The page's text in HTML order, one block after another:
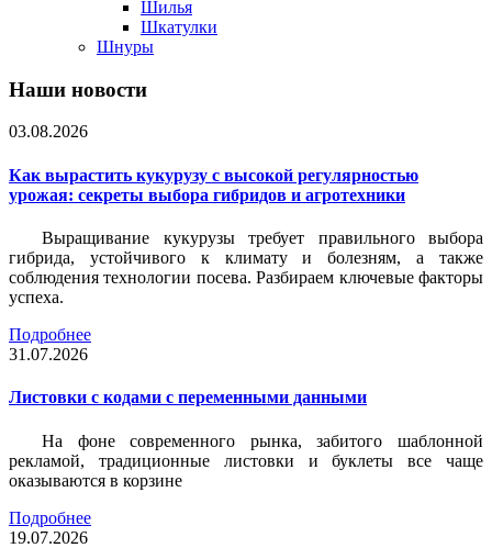
Шилья
Шкатулки
Шнуры
Наши новости
03.08.2026
Как вырастить кукурузу с высокой регулярностью
урожая: секреты выбора гибридов и агротехники
Выращивание кукурузы требует правильного выбора
гибрида, устойчивого к климату и болезням, а также
соблюдения технологии посева. Разбираем ключевые факторы
успеха.
Подробнее
31.07.2026
Листовки c кодами с переменными данными
На фоне современного рынка, забитого шаблонной
рекламой, традиционные листовки и буклеты все чаще
оказываются в корзине
Подробнее
19.07.2026